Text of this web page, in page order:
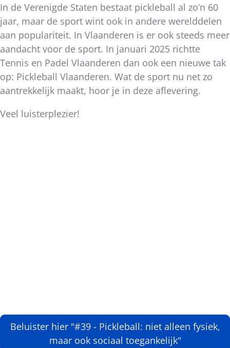
In de Verenigde Staten bestaat pickleball al zo’n 60
jaar, maar de sport wint ook in andere werelddelen
aan populariteit. In Vlaanderen is er ook steeds meer
aandacht voor de sport. In januari 2025 richtte
Tennis en Padel Vlaanderen dan ook een nieuwe tak
op: Pickleball Vlaanderen. Wat de sport nu net zo
aantrekkelijk maakt, hoor je in deze aflevering.
Veel luisterplezier!
Beluister hier "#39 - Pickleball: niet alleen fysiek,
maar ook sociaal toegankelijk"